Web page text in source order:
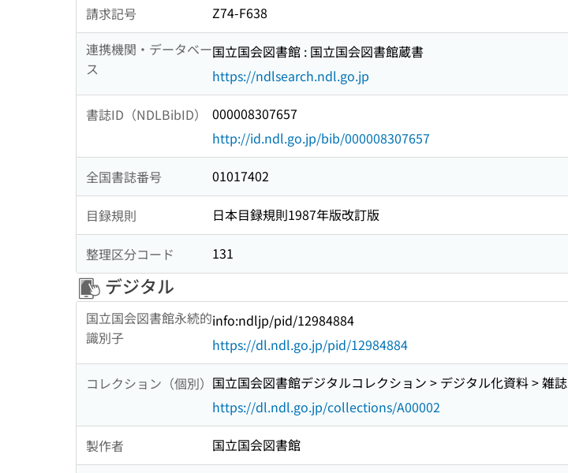
請求記号
Z74-F638
連携機関・データベー
ス
国立国会図書館 : 国立国会図書館蔵書
https://ndlsearch.ndl.go.jp
書誌ID（NDLBibID）
000008307657
http://id.ndl.go.jp/bib/000008307657
全国書誌番号 01017402
目録規則 日本目録規則1987年版改訂版
整理区分コード 131
デジタル
国立国会図書館永続的
識別子
info:ndljp/pid/12984884
https://dl.ndl.go.jp/pid/12984884
コレクション（個別） 国立国会図書館デジタルコレクション > デジタル化資料 > 雑誌
https://dl.ndl.go.jp/collections/A00002
製作者 国立国会図書館